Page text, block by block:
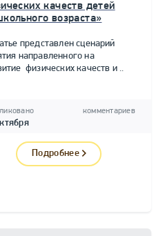
качеств детей
возраста»
представлен сценарий
направленного на
физических качеств и ..
комментариев
Подробнее